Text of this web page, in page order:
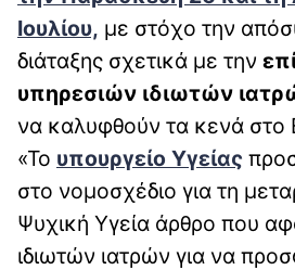
Ιουλίου, με στόχο την
διάταξης σχετικά με την
υπηρεσιών ιδιωτών
να καλυφθούν τα κενά στο
«Το υπουργείο Υγείας
στο νομοσχέδιο για τη
Ψυχική Υγεία άρθρο που
ιδιωτών ιατρών για να